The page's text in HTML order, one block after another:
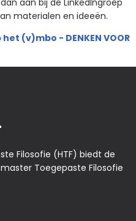
aan bij de LinkedIngroep
materialen en ideeën.
(v)mbo - DENKEN VOOR
Filosofie (HTF) biedt de
Toegepaste Filosofie